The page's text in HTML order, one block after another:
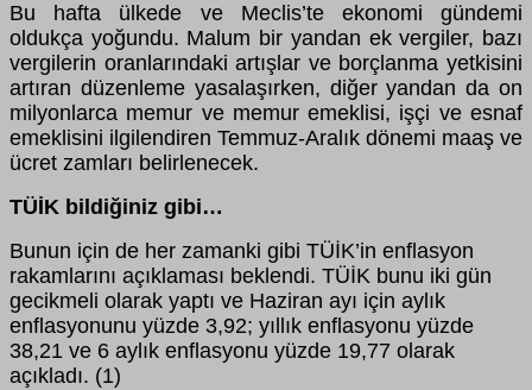
Bu hafta ülkede ve Meclis’te ekonomi gündemi
oldukça yoğundu. Malum bir yandan ek vergiler, bazı
vergilerin oranlarındaki artışlar ve borçlanma yetkisini
artıran düzenleme yasalaşırken, diğer yandan da on
milyonlarca memur ve memur emeklisi, işçi ve esnaf
emeklisini ilgilendiren Temmuz-Aralık dönemi maaş ve
ücret zamları belirlenecek.
TÜİK bildiğiniz gibi…
Bunun için de her zamanki gibi TÜİK’in enflasyon
rakamlarını açıklaması beklendi. TÜİK bunu iki gün
gecikmeli olarak yaptı ve Haziran ayı için aylık
enflasyonunu yüzde 3,92; yıllık enflasyonu yüzde
38,21 ve 6 aylık enflasyonu yüzde 19,77 olarak
açıkladı. (1)